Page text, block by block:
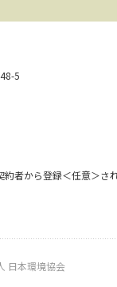
5
者から登録＜任意＞さ
日本環境協会